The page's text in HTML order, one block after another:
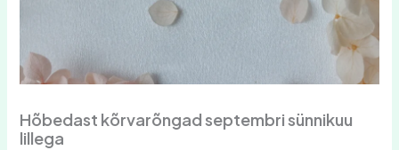
Hõbedast kõrvarõngad septembri sünnikuu
lillega